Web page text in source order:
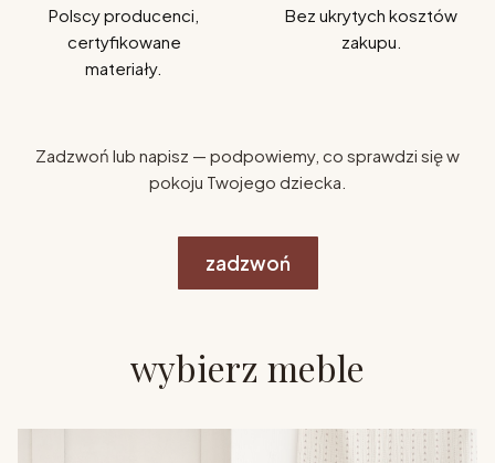
Polscy producenci,
certyfikowane
materiały.
Bez ukrytych kosztów
zakupu.
Zadzwoń lub napisz — podpowiemy, co sprawdzi się w
pokoju Twojego dziecka.
zadzwoń
wybierz meble